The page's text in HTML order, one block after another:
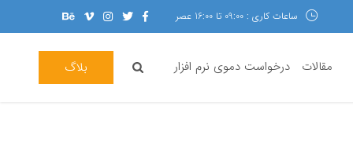
ساعات کاری : 09:00 تا 16:00 عصر
مقالات درخواست دموی نرم افزار بلاگ